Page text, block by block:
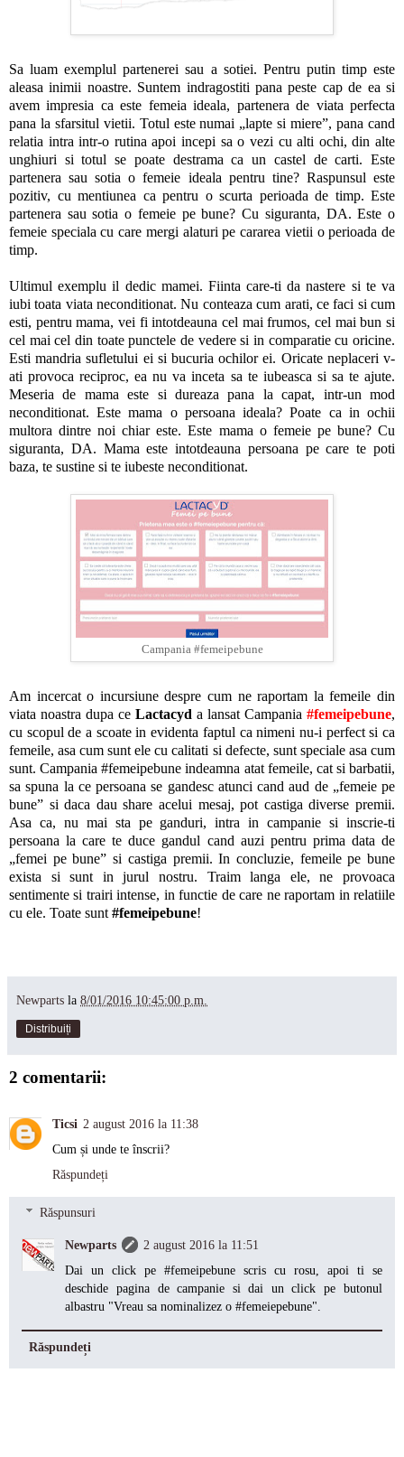
Sa luam exemplul partenerei sau a sotiei. Pentru putin timp este
aleasa inimii noastre. Suntem indragostiti pana peste cap de ea si
avem impresia ca este femeia ideala, partenera de viata perfecta
pana la sfarsitul vietii. Totul este numai „lapte si miere”, pana cand
relatia intra intr-o rutina apoi incepi sa o vezi cu alti ochi, din alte
unghiuri si totul se poate destrama ca un castel de carti. Este
partenera sau sotia o femeie ideala pentru tine? Raspunsul este
pozitiv, cu mentiunea ca pentru o scurta perioada de timp. Este
partenera sau sotia o femeie pe bune? Cu siguranta, DA. Este o
femeie speciala cu care mergi alaturi pe cararea vietii o perioada de
timp.
Ultimul exemplu il dedic mamei. Fiinta care-ti da nastere si te va
iubi toata viata neconditionat. Nu conteaza cum arati, ce faci si cum
esti, pentru mama, vei fi intotdeauna cel mai frumos, cel mai bun si
cel mai cel din toate punctele de vedere si in comparatie cu oricine.
Esti mandria sufletului ei si bucuria ochilor ei. Oricate neplaceri v-
ati provoca reciproc, ea nu va inceta sa te iubeasca si sa te ajute.
Meseria de mama este si dureaza pana la capat, intr-un mod
neconditionat. Este mama o persoana ideala? Poate ca in ochii
multora dintre noi chiar este. Este mama o femeie pe bune? Cu
siguranta, DA. Mama este intotdeauna persoana pe care te poti
baza, te sustine si te iubeste neconditionat.
Campania #femeipebune
Am incercat o incursiune despre cum ne raportam la femeile din
viata noastra dupa ce Lactacyd a lansat Campania #femeipebune,
cu scopul de a scoate in evidenta faptul ca nimeni nu-i perfect si ca
femeile, asa cum sunt ele cu calitati si defecte, sunt speciale asa cum
sunt. Campania #femeipebune indeamna atat femeile, cat si barbatii,
sa spuna la ce persoana se gandesc atunci cand aud de „femeie pe
bune” si daca dau share acelui mesaj, pot castiga diverse premii.
Asa ca, nu mai sta pe ganduri, intra in campanie si inscrie-ti
persoana la care te duce gandul cand auzi pentru prima data de
„femei pe bune” si castiga premii. In concluzie, femeile pe bune
exista si sunt in jurul nostru. Traim langa ele, ne provoaca
sentimente si trairi intense, in functie de care ne raportam in relatiile
cu ele. Toate sunt #femeipebune!
Newparts la 8/01/2016 10:45:00 p.m.
Distribuiți
2 comentarii:
Ticsi 2 august 2016 la 11:38
Cum și unde te înscrii?
Răspundeți
Răspunsuri
Newparts
2 august 2016 la 11:51
Dai un click pe #femeipebune scris cu rosu, apoi ti se
deschide pagina de campanie si dai un click pe butonul
albastru "Vreau sa nominalizez o #femeiepebune".
Răspundeți